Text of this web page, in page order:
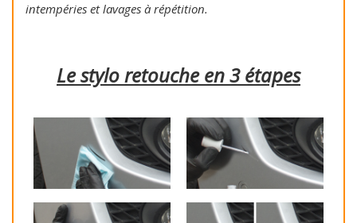
intempéries et lavages à répétition.
Le stylo retouche en 3 étapes